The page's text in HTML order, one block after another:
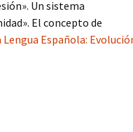
Un sistema
El concepto de
Española: